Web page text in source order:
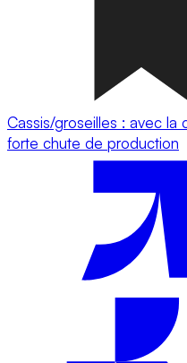
Cassis/groseilles : avec la
forte chute de production